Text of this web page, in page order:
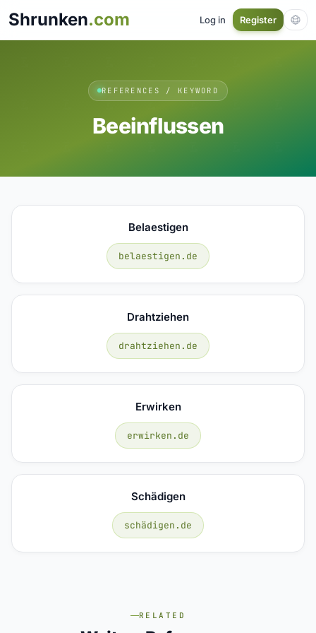
Shrunken.com Log in Register
REFERENCES / KEYWORD
Beeinflussen
Belaestigen
belaestigen.de
Drahtziehen
drahtziehen.de
Erwirken
erwirken.de
Schädigen
schädigen.de
RELATED